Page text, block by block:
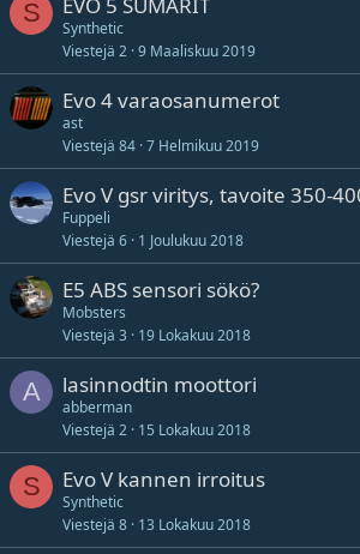
S
Synthetic
Viestejä 2 9 Maaliskuu 2019
Evo 4 varaosanumerot
ast
Viestejä 84 7 Helmikuu 2019
Evo V gsr viritys, tavoite 350-
Fuppeli
Viestejä 6 1 Joulukuu 2018
E5 ABS sensori sökö?
Mobsters
Viestejä 3 19 Lokakuu 2018
A lasinnodtin moottori
abberman
Viestejä 2 15 Lokakuu 2018
S Evo V kannen irroitus
Synthetic
Viestejä 8 13 Lokakuu 2018